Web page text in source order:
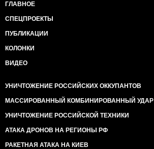
ГЛАВНОЕ
СПЕЦПРОЕКТЫ
ПУБЛИКАЦИИ
КОЛОНКИ
ВИДЕО
УНИЧТОЖЕНИЕ РОССИЙСКИХ ОККУПАНТОВ
МАССИРОВАННЫЙ КОМБИНИРОВАННЫЙ УДАР
УНИЧТОЖЕНИЕ РОССИЙСКОЙ ТЕХНИКИ
АТАКА ДРОНОВ НА РЕГИОНЫ РФ
РАКЕТНАЯ АТАКА НА КИЕВ